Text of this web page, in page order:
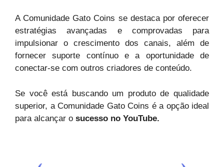
A Comunidade Gato Coins se destaca por oferecer
estratégias avançadas e comprovadas para
impulsionar o crescimento dos canais, além de
fornecer suporte contínuo e a oportunidade de
conectar-se com outros criadores de conteúdo.
Se você está buscando um produto de qualidade
superior, a Comunidade Gato Coins é a opção ideal
para alcançar o sucesso no YouTube.